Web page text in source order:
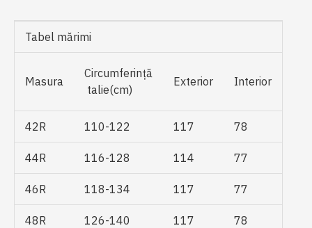
Tabel mărimi
Masura
Circumferinţă
talie(cm)
Exterior Interior
42R 110-122 117 78
44R 116-128 114 77
46R 118-134 117 77
48R 126-140 117 78